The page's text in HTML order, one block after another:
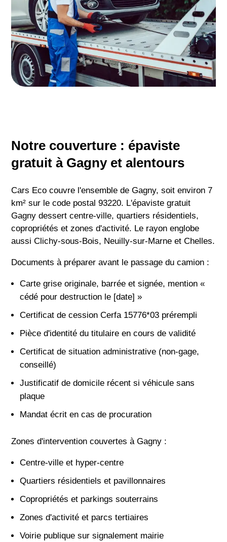
Notre couverture : épaviste
gratuit à Gagny et alentours
Cars Eco couvre l'ensemble de Gagny, soit environ 7
km² sur le code postal 93220. L'épaviste gratuit
Gagny dessert centre-ville, quartiers résidentiels,
copropriétés et zones d'activité. Le rayon englobe
aussi Clichy-sous-Bois, Neuilly-sur-Marne et Chelles.
Documents à préparer avant le passage du camion :
Carte grise originale, barrée et signée, mention «
cédé pour destruction le [date] »
Certificat de cession Cerfa 15776*03 prérempli
Pièce d'identité du titulaire en cours de validité
Certificat de situation administrative (non-gage,
conseillé)
Justificatif de domicile récent si véhicule sans
plaque
Mandat écrit en cas de procuration
Zones d'intervention couvertes à Gagny :
Centre-ville et hyper-centre
Quartiers résidentiels et pavillonnaires
Copropriétés et parkings souterrains
Zones d'activité et parcs tertiaires
Voirie publique sur signalement mairie